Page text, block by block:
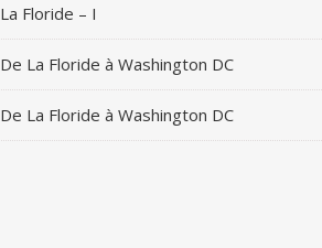
La Floride – I
De La Floride à Washington DC
De La Floride à Washington DC